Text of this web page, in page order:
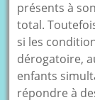
présents à
total.
si les
dérogatoire,
enfants
répondre à